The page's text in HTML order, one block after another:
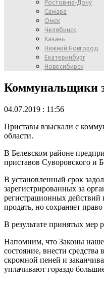
Ростов-на-Дону
Самара
Омск
Челябинск
Казань
Нижний Новгород
Екатеринбург
Новосибирск
Коммунальщики
04.07.2019 : 11:56
Приставы взыскали с
области.
В Белевском районе
приставов Суворовского и
В установленный срок
зарегистрированных за
регистрационных действий
продать, но сохраняет
В результате принятых мер
Напомним, что Законы
состояние, внести
скромной пеней и
уплачивают гораздо